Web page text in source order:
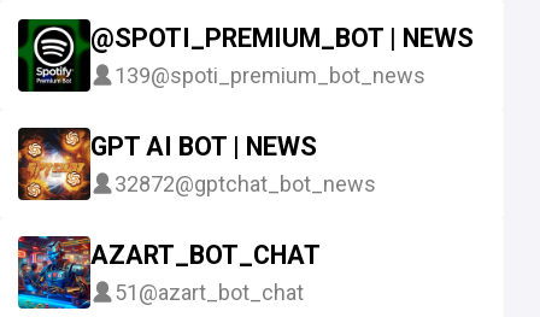
@SPOTI_PREMIUM_BOT | NEWS
139@spoti_premium_bot_news
GPT AI BOT | NEWS
32872@gptchat_bot_news
AZART_BOT_CHAT
51@azart_bot_chat